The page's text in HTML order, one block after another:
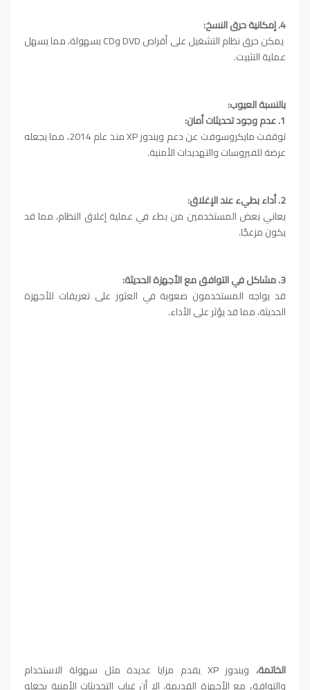
4. إمكانية حرق النسخ:
يمكن حرق نظام التشغيل على أقراص DVD وCD بسهولة، مما يسهل
عملية التثبيت.
بالنسبة العيوب:
1. عدم وجود تحديثات أمان:
توقفت مايكروسوفت عن دعم ويندوز XP منذ عام 2014، مما يجعله
عرضة للفيروسات والتهديدات الأمنية.
2. أداء بطيء عند الإغلاق:
يعاني بعض المستخدمين من بطء في عملية إغلاق النظام، مما قد
يكون مزعجًا.
3. مشاكل في التوافق مع الأجهزة الحديثة:
قد يواجه المستخدمون صعوبة في العثور على تعريفات للأجهزة
الحديثة، مما قد يؤثر على الأداء.
الخاتمة،
ويندوز XP يقدم مزايا عديدة مثل سهولة الاستخدام
والتوافق مع الأجهزة القديمة، إلا أن غياب التحديثات الأمنية يجعله